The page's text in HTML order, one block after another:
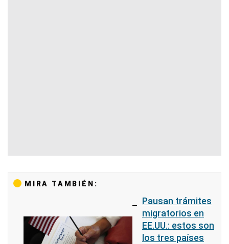
MIRA TAMBIÉN:
Pausan trámites
migratorios en
EE.UU.: estos son
los tres países